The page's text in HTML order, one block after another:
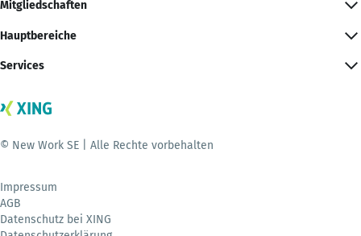
Mitgliedschaften
Hauptbereiche
Services
© New Work SE | Alle Rechte vorbehalten
Impressum
AGB
Datenschutz bei XING